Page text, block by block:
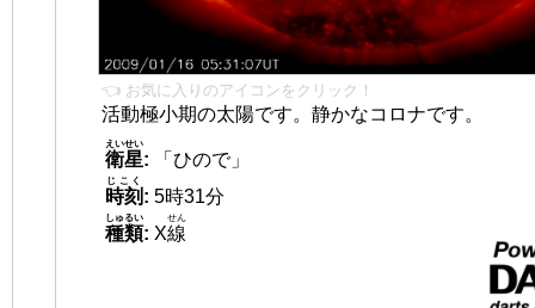
👈 お気に入りのアイコンをクリック！
活動極小期の太陽です。静かなコロナです。
衛星
えいせい
:
「ひので」
時刻
じこく
: 5時31分
種類
しゅるい
: X線
せん